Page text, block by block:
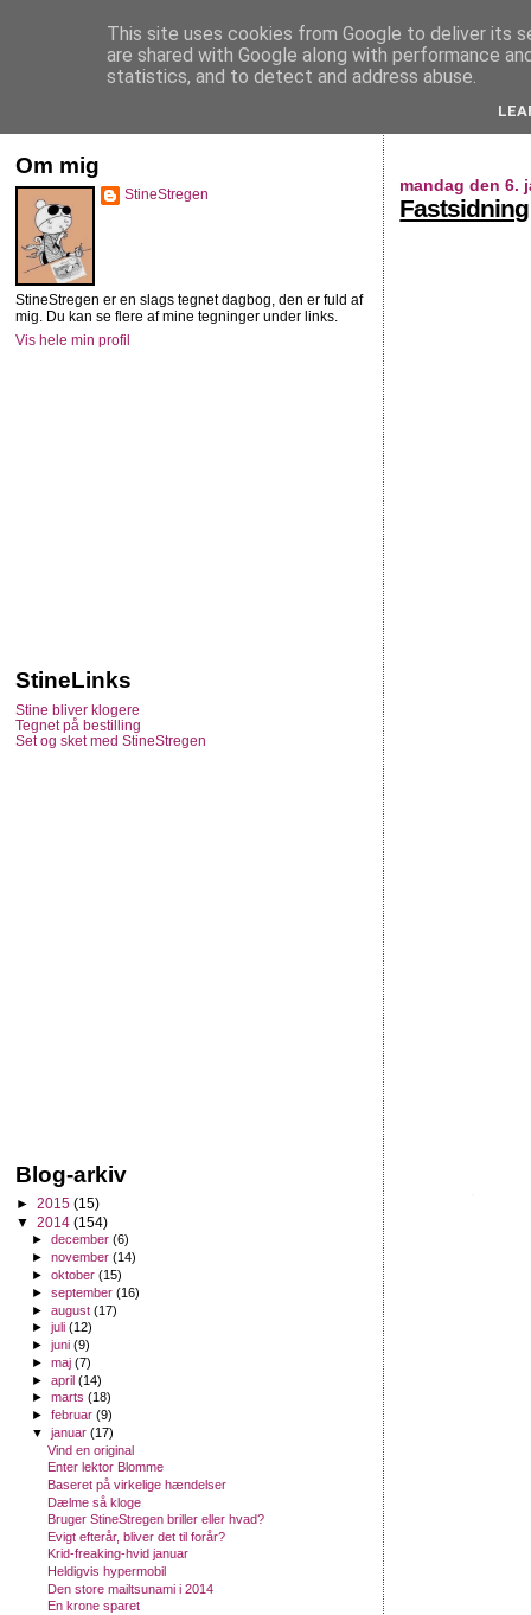
StineStregen
mandag den 6.
Om mig
StineStregen
StineStregen er en slags tegnet dagbog, den er fuld af
mig. Du kan se flere af mine tegninger under links.
Vis hele min profil
StineLinks
Stine bliver klogere
Tegnet på bestilling
Set og sket med StineStregen
Blog-arkiv
► 2015 (15)
▼ 2014 (154)
►december(6)
►november(14)
►oktober(15)
►september(16)
►august(17)
►juli(12)
►juni(9)
►maj(7)
►april(14)
►marts(18)
►februar(9)
▼januar(17)
Vind en original
Enter lektor Blomme
Baseret på virkelige hændelser
Dælme så kloge
Bruger StineStregen briller eller hvad?
Evigt efterår, bliver det til forår?
Krid-freaking-hvid januar
Heldigvis hypermobil
Den store mailtsunami i 2014
En krone sparet
This site uses cookies from Google to deliver its
are shared with Google along with performance
statistics, and to detect and address abuse.